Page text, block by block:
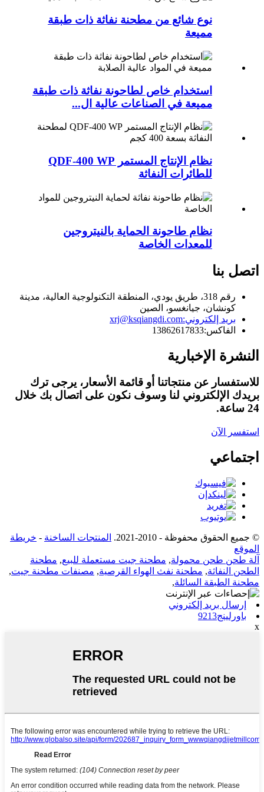
نوع شائع من مطحنة نفاثة ذات طبقة
مميعة
استخدام خاص لطاحونة نفاثة ذات طبقة
مميعة في الصناعات عالية ال...
نظام الإنتاج المستمر QDF-400 WP
للطائرات النفاثة
نظام طاحونة الحماية بالنيتروجين
للمعدات الخاصة
اتصل بنا
رقم 318، طريق يودي، المنطقة التكنولوجية العالية، مدينة
كونشان، جيانغسو، الصين
بريد إلكتروني:xrj@ksqiangdi.com
الفاكس:13862617833
النشرة الإخبارية
للاستفسار عن منتجاتنا أو قائمة الأسعار، يرجى ترك
بريدك الإلكتروني لنا وسوف نكون على اتصال بك خلال
24 ساعة.
استفسر الآن
اجتماعي
© جميع الحقوق محفوظة - 2010-2021. المنتجات الساخنة - خريطة
الموقع
آلة طحن طحن محمولة, مطحنة جيت مستعملة للبيع, مطحنة
الطحن النفاثة, مطحنة نفث الهواء القرصية, مصنفات مطحنة جيت,
مطحنة الطبقة السائلة,
إرسال بريد إلكتروني
باورلينج9213
x